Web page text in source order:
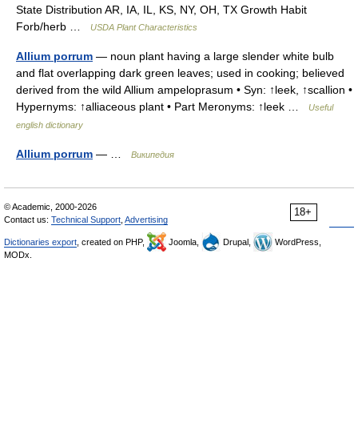
State Distribution AR, IA, IL, KS, NY, OH, TX Growth Habit
Forb/herb …
USDA Plant Characteristics
Allium porrum — noun plant having a large slender white bulb
and flat overlapping dark green leaves; used in cooking; believed
derived from the wild Allium ampeloprasum • Syn: ↑leek, ↑scallion •
Hypernyms: ↑alliaceous plant • Part Meronyms: ↑leek …
Useful
english dictionary
Allium porrum — … Википедия
18+
© Academic, 2000-2026
Contact us: Technical Support Advertising
Dictionaries export , created on PHP, Joomla, Drupal,
WordPress,
MODx.